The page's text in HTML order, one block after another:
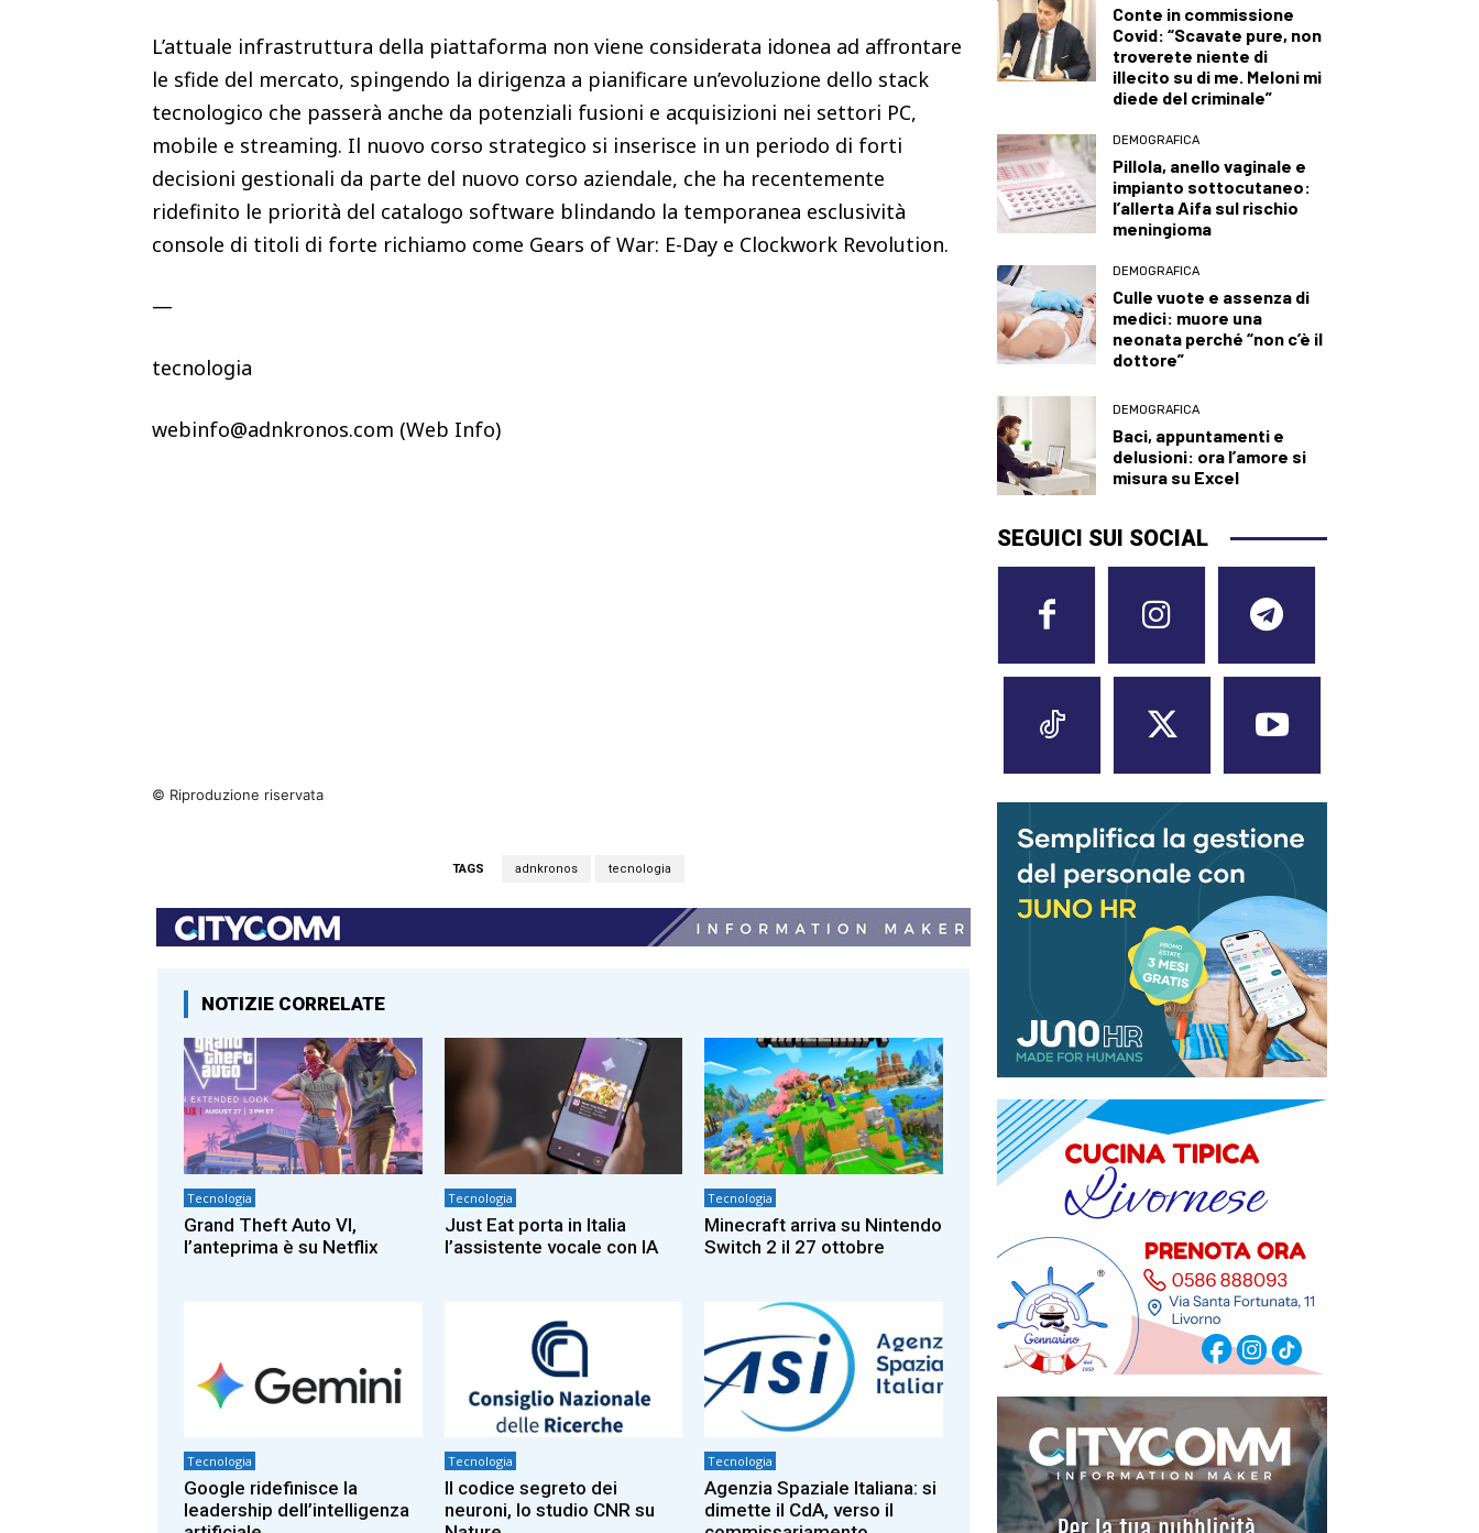
L’attuale infrastruttura della piattaforma non viene considerata idonea ad affrontare
le sfide del mercato, spingendo la dirigenza a pianificare un’evoluzione dello stack
tecnologico che passerà anche da potenziali fusioni e acquisizioni nei settori PC,
mobile e streaming. Il nuovo corso strategico si inserisce in un periodo di forti
decisioni gestionali da parte del nuovo corso aziendale, che ha recentemente
ridefinito le priorità del catalogo software blindando la temporanea esclusività
console di titoli di forte richiamo come Gears of War: E-Day e Clockwork Revolution.
—
tecnologia
webinfo@adnkronos.com (Web Info)
© Riproduzione riservata
TAGS adnkronos tecnologia
NOTIZIE CORRELATE
Tecnologia
Grand Theft Auto VI,
l’anteprima è su Netflix
Tecnologia
Just Eat porta in Italia
l’assistente vocale con IA
Tecnologia
Minecraft arriva su Nintendo
Switch 2 il 27 ottobre
Tecnologia
Google ridefinisce la
leadership dell’intelligenza
Tecnologia
Il codice segreto dei
neuroni, lo studio CNR su
Tecnologia
Agenzia Spaziale Italiana: si
dimette il CdA, verso il
Conte in commissione
Covid: “Scavate pure, non
troverete niente di
illecito su di me. Meloni mi
diede del criminale”
DEMOGRAFICA
Pillola, anello vaginale e
impianto sottocutaneo:
l’allerta Aifa sul rischio
meningioma
DEMOGRAFICA
Culle vuote e assenza di
medici: muore una
neonata perché “non c’è il
dottore”
DEMOGRAFICA
Baci, appuntamenti e
delusioni: ora l’amore si
misura su Excel
SEGUICI SUI SOCIAL